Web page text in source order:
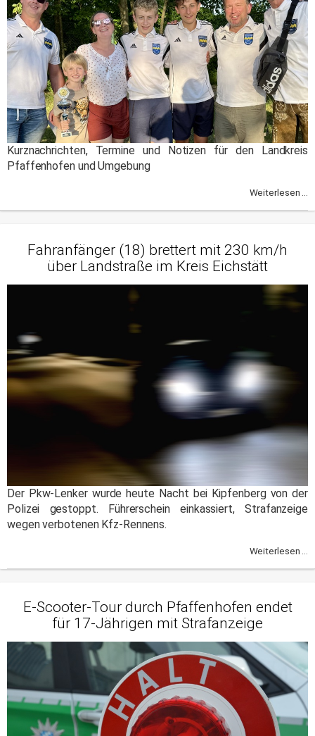
Kurznachrichten, Termine und Notizen für den Landkreis
Pfaffenhofen und Umgebung
Weiterlesen ...
Fahranfänger (18) brettert mit 230 km/h
über Landstraße im Kreis Eichstätt
Der Pkw-Lenker wurde heute Nacht bei Kipfenberg von der
Polizei gestoppt. Führerschein einkassiert, Strafanzeige
wegen verbotenen Kfz-Rennens.
Weiterlesen ...
E-Scooter-Tour durch Pfaffenhofen endet
für 17-Jährigen mit Strafanzeige